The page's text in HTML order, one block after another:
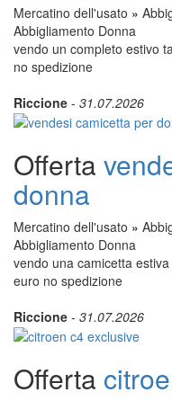
Mercatino dell'usato »
Abbigliamento Donna
vendo un completo estivo
no spedizione
Riccione - 31.07.2026
Offerta
donna
Mercatino dell'usato »
Abbigliamento Donna
vendo una camicetta
euro no spedizione
Riccione - 31.07.2026
Offerta